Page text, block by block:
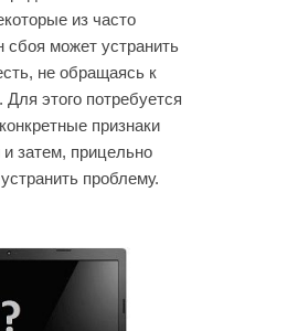
из часто
сбоя может устранить
не обращаясь к
этого потребуется
признаки
затем, прицельно
проблему.